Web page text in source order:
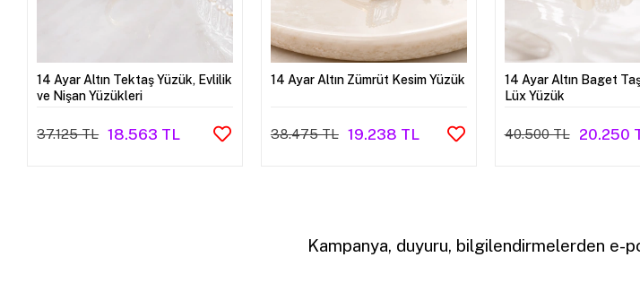
14 Ayar Altın Tektaş Yüzük, Evlilik
ve Nişan Yüzükleri
37.125 TL 18.563 TL
14 Ayar Altın Zümrüt Kesim Yüzük
38.475 TL 19.238 TL
14 Ayar Altın Baget
Lüx Yüzük
40.500 TL 20.250
Kampanya, duyuru, bilgilendirmelerden e-